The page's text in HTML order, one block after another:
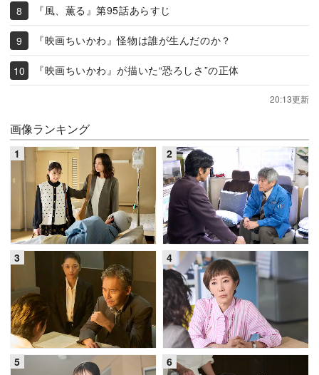
『風、薫る』第95話あらすじ
『映画ちいかわ』怪物は誰が生んだのか？
『映画ちいかわ』が描いた“恐ろしさ”の正体
20:13更新
画像ランキング